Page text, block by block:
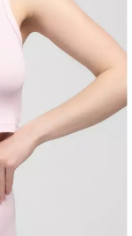
с высокой
01
грн.